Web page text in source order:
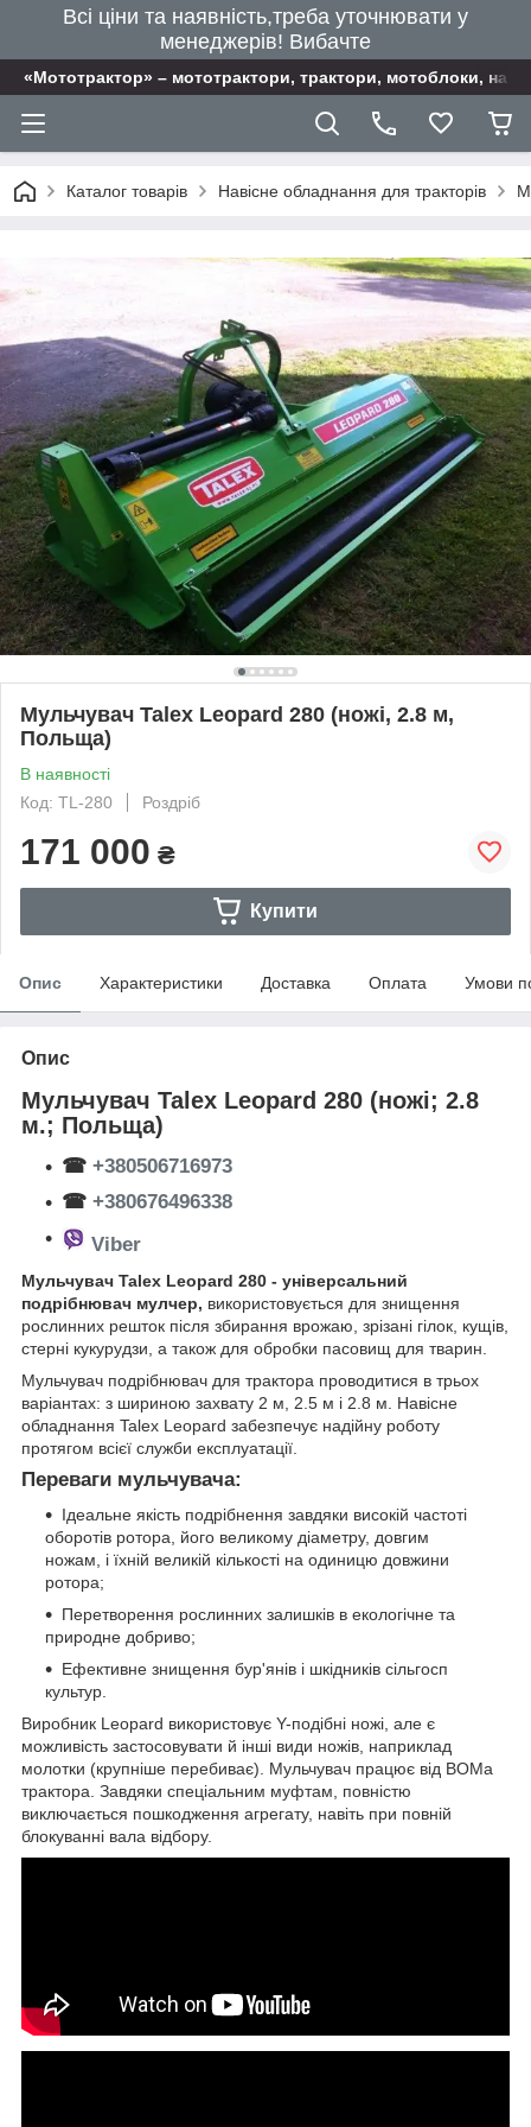
Всі ціни та наявність,треба уточнювати у
менеджерів! Вибачте
«Мототрактор» – мототрактори, трактори, мотоблоки,
Каталог товарів Навісне обладнання для тракторів
Мульчувач Talex Leopard 280 (ножі, 2.8 м,
Польща)
В наявності
Код: TL-280
Роздріб
171 000 ₴
Купити
Опис Характеристики Доставка Оплата Умови
Опис
Мульчувач Talex Leopard 280 (ножі; 2.8
м.; Польща)
☎ +380506716973
☎ +380676496338
Viber
Мульчувач Talex Leopard 280 - універсальний
подрібнювач мулчер, використовується для знищення
рослинних решток після збирання врожаю, зрізані гілок, кущів,
стерні кукурудзи, а також для обробки пасовищ для тварин.
Мульчувач подрібнювач для трактора проводитися в трьох
варіантах: з шириною захвату 2 м, 2.5 м і 2.8 м. Навісне
обладнання Talex Leopard забезпечує надійну роботу
протягом всієї служби експлуатації.
Переваги мульчувача:
Ідеальне якість подрібнення завдяки високій частоті
оборотів ротора, його великому діаметру, довгим
ножам, і їхній великій кількості на одиницю довжини
ротора;
Перетворення рослинних залишків в екологічне та
природне добриво;
Ефективне знищення бур'янів і шкідників сільгосп
культур.
Виробник Leopard використовує Y-подібні ножі, але є
можливість застосовувати й інші види ножів, наприклад
молотки (крупніше перебиває). Мульчувач працює від ВОМа
трактора. Завдяки спеціальним муфтам, повністю
виключається пошкодження агрегату, навіть при повній
блокуванні вала відбору.